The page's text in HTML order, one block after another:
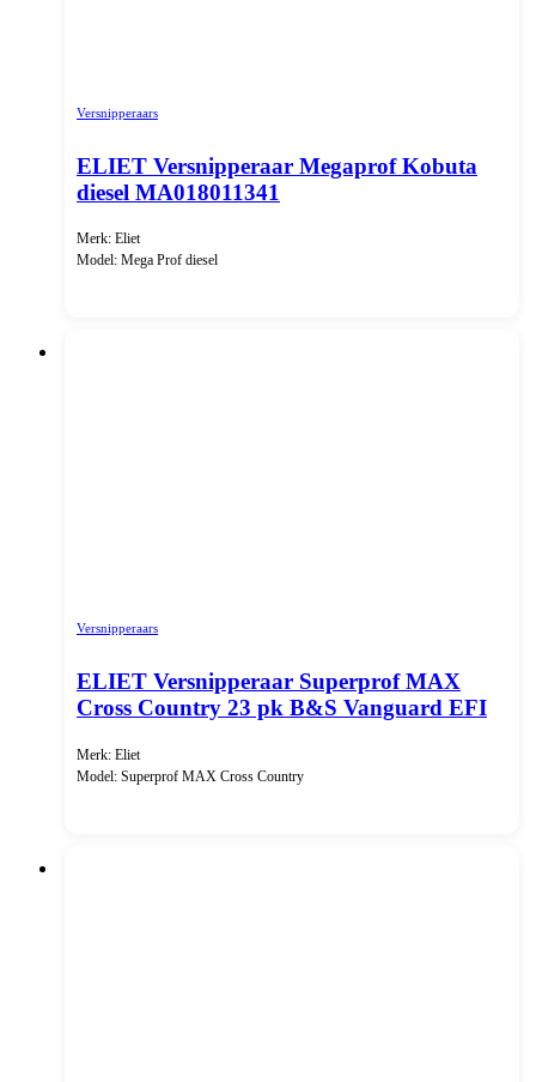
Versnipperaars
ELIET Versnipperaar Megaprof Kobuta
diesel MA018011341
Merk: Eliet
Model: Mega Prof diesel
Versnipperaars
ELIET Versnipperaar Superprof MAX
Cross Country 23 pk B&S Vanguard EFI
Merk: Eliet
Model: Superprof MAX Cross Country